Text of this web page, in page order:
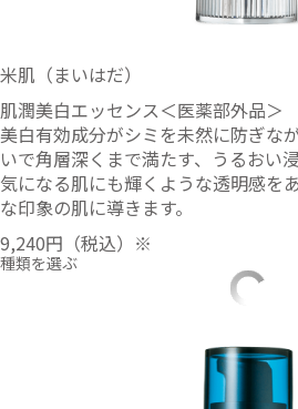
米肌（まいはだ）
肌潤美白エッセンス＜医薬部外品＞
美白有効成分がシミを未然に防ぎな
いで角層深くまで満たす、うるおい
気になる肌にも輝くような透明感を
な印象の肌に導きます。
9,240円 （税込）※
種類を選ぶ